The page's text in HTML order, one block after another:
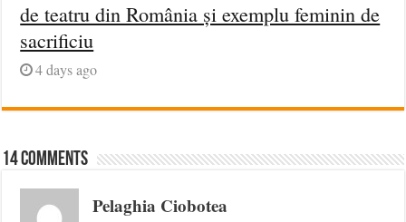
de teatru din România și exemplu feminin de
sacrificiu
4 days ago
14 comments
Pelaghia Ciobotea